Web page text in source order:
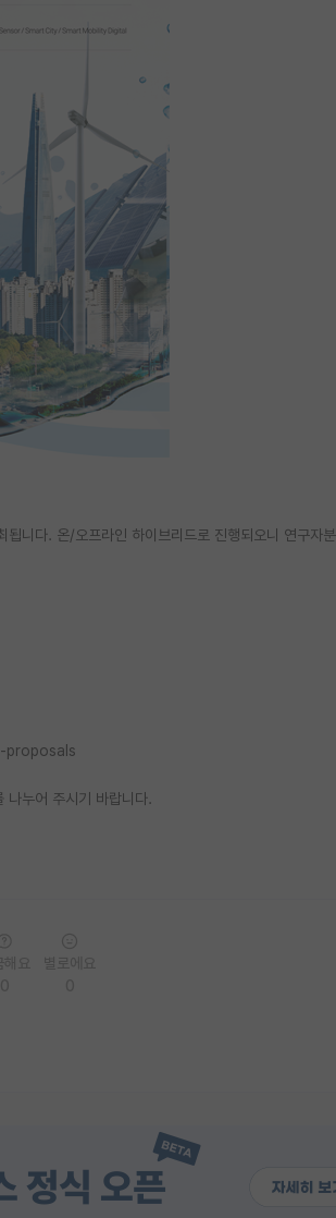
니다. 온/오프라인 하이브리드로 진행되오니 연구자
proposals
나누어 주시기 바랍니다.